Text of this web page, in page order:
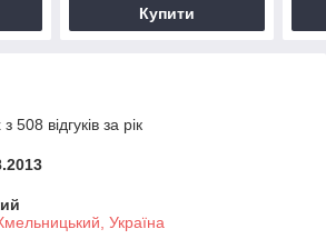
Купити
508 відгуків за рік
Україна